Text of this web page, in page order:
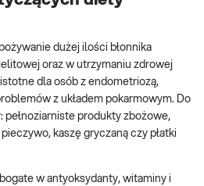
dużej ilości błonnika
oraz w utrzymaniu zdrowej
dla osób z endometriozą,
z układem pokarmowym. Do
pełnoziarniste produkty zbożowe,
kaszę gryczaną czy płatki
bogate w antyoksydanty, witaminy i